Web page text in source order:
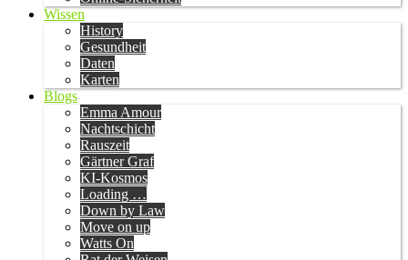
Wissen
History
Gesundheit
Daten
Karten
Blogs
Emma Amour
Nachtschicht
Rauszeit
Gärtner Graf
KI-Kosmos
Loading …
Down by Law
Move on up
Watts On